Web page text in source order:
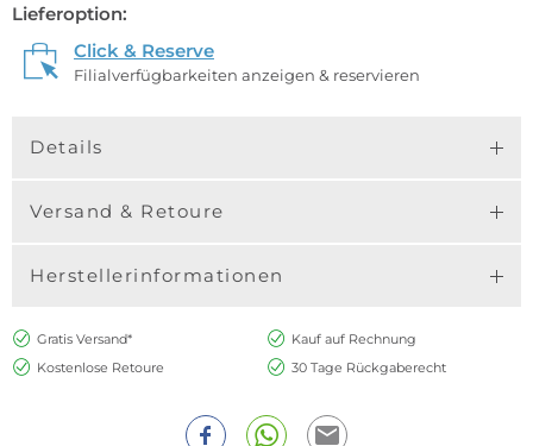
Lieferoption:
Click & Reserve
Filialverfügbarkeiten anzeigen & reservieren
Details
Versand & Retoure
Herstellerinformationen
Gratis Versand*
Kauf auf Rechnung
Kostenlose Retoure
30 Tage Rückgaberecht